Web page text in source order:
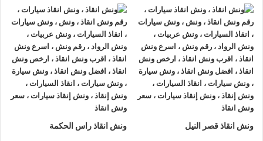
السيارة امنة تماما حتي الوصول إلي أقرب مركز صيانة.
3- الخبرة
فريق عمل شركة الرواد لإنقاذ و رفع السيارات مدرب على كيفيةنقل
السياراتوتثبيتها عليونش الانقاذ
وذلك إلى جانب خبرتهم المتميزة
في اختيار أسرع الطرق.
تنتشر
اوناش الانقاذ في جسر السويس
أو علي الطرق الرئيسية في
ونش انقاذ قصر النيل ونش انقاذ راس الحكمة